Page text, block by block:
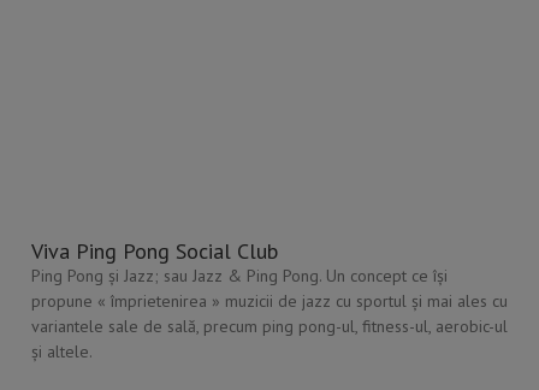
Viva Ping Pong Social Club
Ping Pong şi Jazz; sau Jazz & Ping Pong. Un concept ce îşi
propune « împrietenirea » muzicii de jazz cu sportul şi mai ales cu
variantele sale de sală, precum ping pong-ul, fitness-ul, aerobic-ul
şi altele.